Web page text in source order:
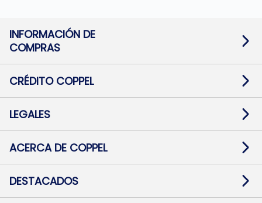
INFORMACIÓN DE
COMPRAS
Términos y condiciones
Botón de arrepentimiento
Mapa de sitio
CRÉDITO COPPEL
Solicitar Crédito
Medios de Pago
Pago Fácil Online
LEGALES
Baja contratos
Defensa al consumidor CABA
ACERCA DE COPPEL
Trabajá con Nosotros
Preguntas Frecuentes
DESTACADOS